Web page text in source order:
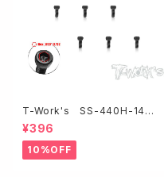
T-Work's SS-440H-14
キャップヘッドスクリュー【4-40
x 1/4インチ/6本入 】
¥396
10%OFF